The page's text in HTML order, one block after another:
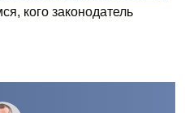
кого законодатель